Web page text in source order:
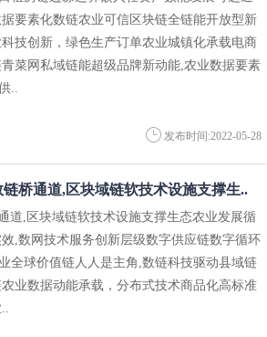
要素化数链农业可信区块链全链能开放型新
技创新，绿色生产订单农业城镇化承载电商
菜网私域链能超级品牌新动能,农业数据要素
..
发布时间:2022-05-28
桥通道,区块域链软技术设施支撑生..
道,区块域链软技术设施支撑生态农业发展循
,数网技术服务创新层级数字供应链数字循环
全球价值链人人是主角,数链科技驱动县域链
业数据动能承载，分布式技术商品化高标准